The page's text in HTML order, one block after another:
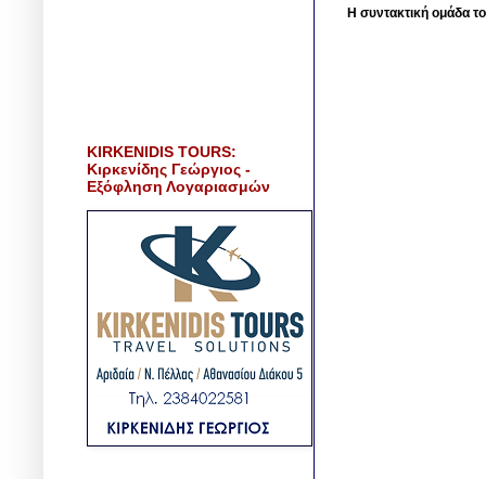
Η συντακτική ομάδα
KIRKENIDIS TOURS:
Κιρκενίδης Γεώργιος -
Εξόφληση Λογαριασμών